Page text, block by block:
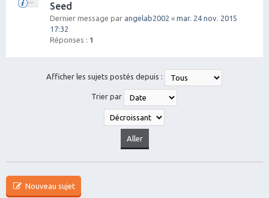
Seed
Dernier message par angelab2002 « mar. 24 nov. 2015
17:32
Réponses : 1
Afficher les sujets postés depuis :
Trier par
Nouveau sujet